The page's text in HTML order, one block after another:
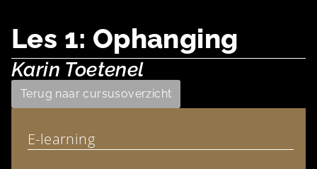
Les 1: Ophanging
Karin Toetenel
Terug naar cursusoverzicht
E-learning